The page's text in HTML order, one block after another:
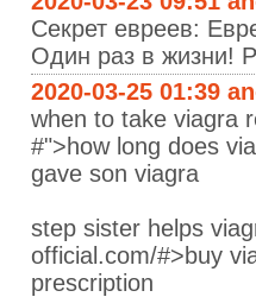
Секрет евреев:
Один раз в жизни!
2020-03-25 01:39
when to take viagra
#">how long does
gave son viagra
step sister helps
official.com/#>buy
prescription